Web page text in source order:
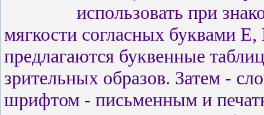
использовать при
мягкости согласных буквами
предлагаются буквенные
зрительных образов. Затем -
шрифтом - письменным и